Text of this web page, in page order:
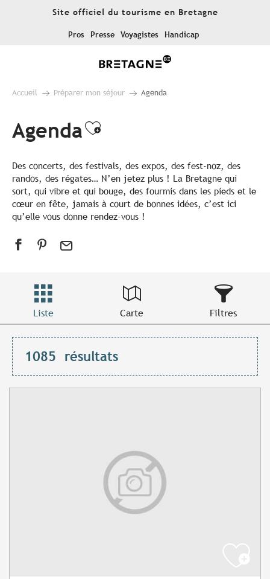
Site officiel du tourisme en Bretagne
Pros Presse Voyagistes Handicap
Accueil Préparer mon séjour Agenda
AgendaAjouter aux favoris
Des concerts, des festivals, des expos, des fest-noz, des
randos, des régates… N’en jetez plus ! La Bretagne qui
sort, qui vibre et qui bouge, des fourmis dans les pieds et le
cœur en fête, jamais à court de bonnes idées, c’est ici
qu’elle vous donne rendez-vous !
Liste Carte Filtres
1085 résultats